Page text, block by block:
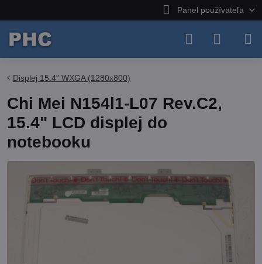
Panel používateľa
Displej 15.4" WXGA (1280x800)
Chi Mei N154l1-L07 Rev.C2,
15.4" LCD displej do
notebooku